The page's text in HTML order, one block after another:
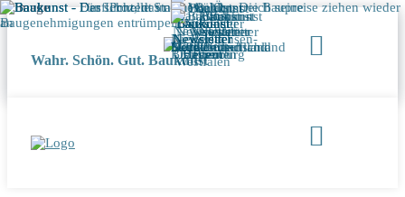
Wahr. Schön. Gut. Baukunst